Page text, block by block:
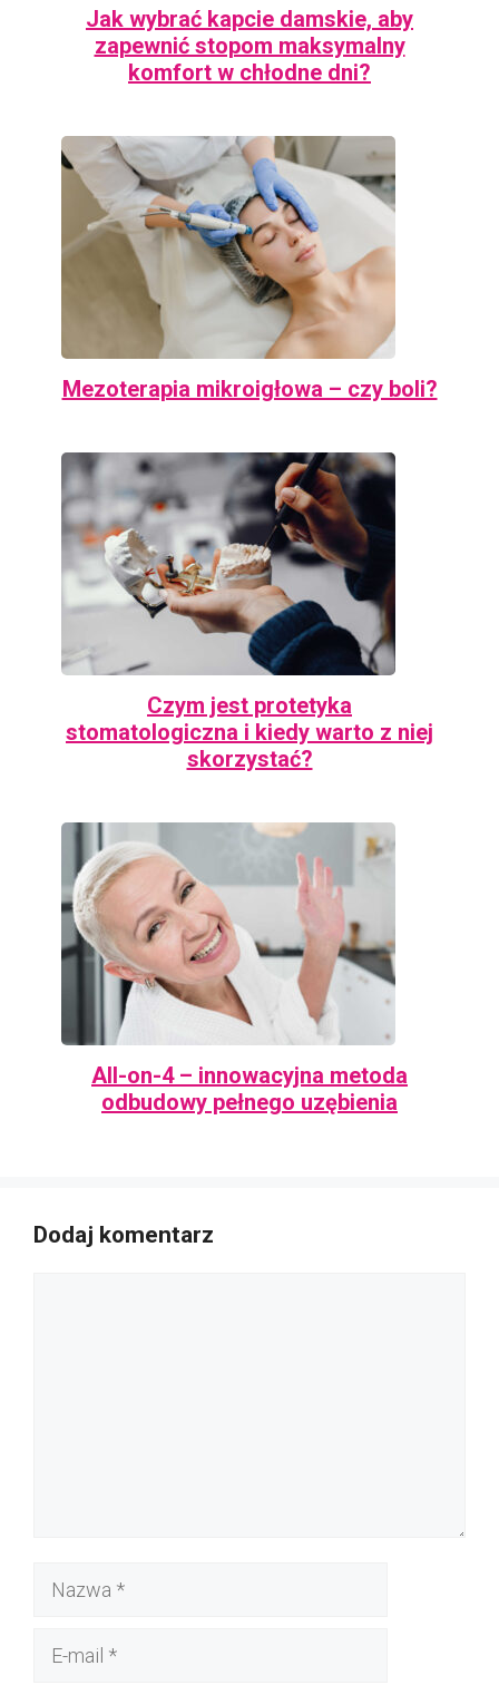
Jak wybrać kapcie damskie, aby
zapewnić stopom maksymalny
komfort w chłodne dni?
Mezoterapia mikroigłowa – czy boli?
Czym jest protetyka
stomatologiczna i kiedy warto z niej
skorzystać?
All-on-4 – innowacyjna metoda
odbudowy pełnego uzębienia
Dodaj komentarz
Nazwa